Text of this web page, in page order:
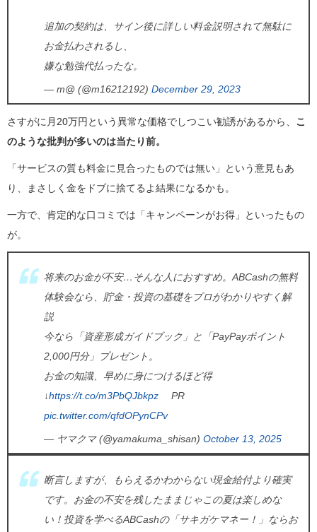
追加の契約は、サイン後に詳しい料金説明されて無駄に
お金払わされるし、
嫌な勉強代払ったな。
— m@ (@m16212192) December 29, 2023
さすがに月20万円という異常な価格でしつこい勧誘があるから、 こ
のような批判が多いのは当たり前。
「サービスの質も料金に見合ったものでは無い」という意見もあ
り、まさしく金をドブに捨てるよ結果になるかも。
一方で、肯定的な口コミでは「キャンペーンがお得」といったもの
が。
将来のお金が不安…そんな人におすすめ。ABCashの無料
体験会なら、貯金・投資の基礎をプロがわかりやすく解
説
今なら「資産形成ガイドブック」と「PayPayポイント
2,000円分」プレゼント。
お金の知識、早めに身につけるほど得
↓https://t.co/m3PbQJbkpz PR
pic.twitter.com/qfdOPynCPv
— ヤマクマ (@yamakuma_shisan) October 13, 2025
断言しますが、もらえるかわからない現金給付より確実
です。お金の不安を残したままじゃこの夏は楽しめな
い！投資を学べるABCashの「サキガケマネー！」ならお